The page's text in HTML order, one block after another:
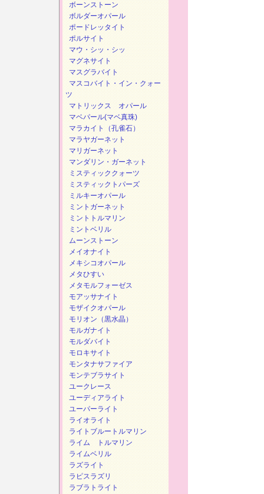
ボーンストーン
ボルダーオパール
ポードレッタイト
ポルサイト
マウ・シッ・シッ
マグネサイト
マスグラバイト
マスコバイト・イン・クォー
ツ
マトリックス オパール
マベパール(マベ真珠)
マラカイト（孔雀石）
マラヤガーネット
マリガーネット
マンダリン・ガーネット
ミスティッククォーツ
ミスティックトパーズ
ミルキーオパール
ミントガーネット
ミントトルマリン
ミントベリル
ムーンストーン
メイオナイト
メキシコオパール
メタひすい
メタモルフォーゼス
モアッサナイト
モザイクオパール
モリオン（黒水晶）
モルガナイト
モルダバイト
モロキサイト
モンタナサファイア
モンテブラサイト
ユークレース
ユーディアライト
ユーパーライト
ライオライト
ライトブルートルマリン
ライム トルマリン
ライムベリル
ラズライト
ラピスラズリ
ラブラトライト